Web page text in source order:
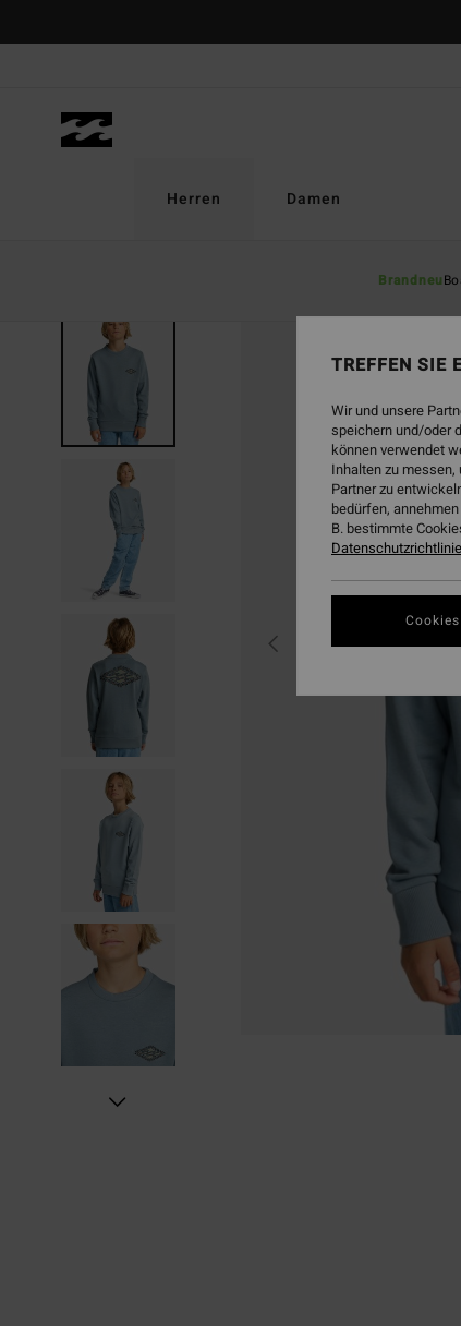
Herren
Brandneu
Damen
TREFFEN SIE
Wir und unsere
speichern und/oder
können verwendet
Inhalten zu messen,
Partner zu
bedürfen,
B. bestimmte
Datenschutzrichtlinie